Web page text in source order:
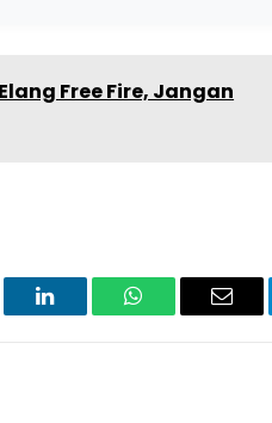
Free Fire, Jangan
LinkedIn WhatsAppEmail